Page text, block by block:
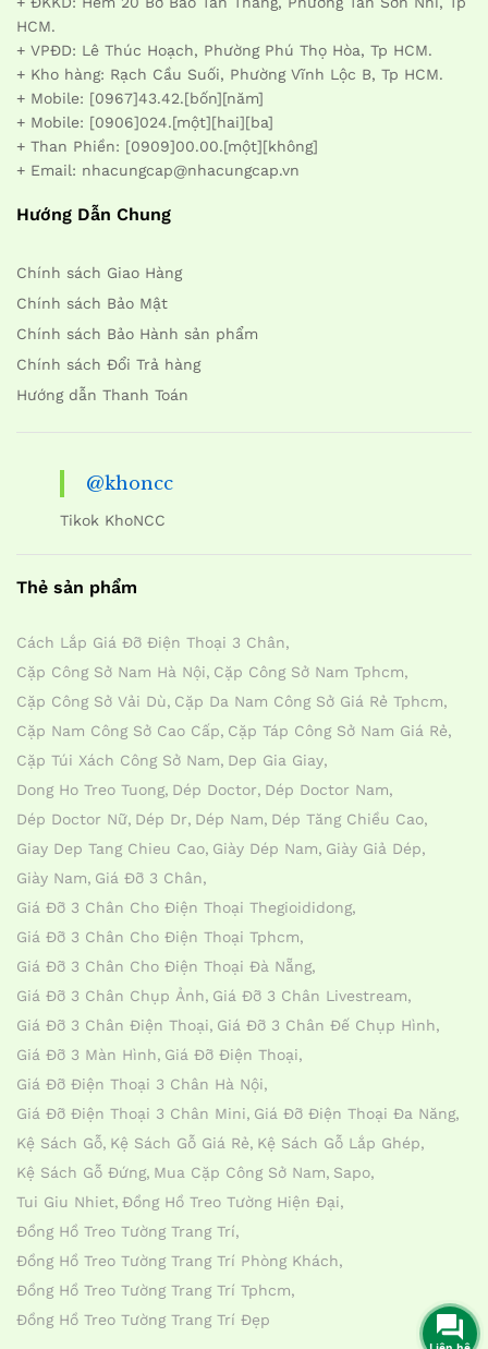
HCM.
+ VPĐD: Lê Thúc Hoạch, Phường Phú Thọ Hòa, Tp HCM.
+ Kho hàng: Rạch Cầu Suối, Phường Vĩnh Lộc B, Tp HCM.
+ Mobile: [0967]43.42.[bốn][năm]
+ Mobile: [0906]024.[một][hai][ba]
+ Than Phiền: [0909]00.00.[một][không]
+ Email: nhacungcap@nhacungcap.vn
Hướng Dẫn Chung
Chính sách Giao Hàng
Chính sách Bảo Mật
Chính sách Bảo Hành sản phẩm
Chính sách Đổi Trả hàng
Hướng dẫn Thanh Toán
@khoncc
Tikok KhoNCC
Thẻ sản phẩm
Cách Lắp Giá Đỡ Điện Thoại 3 Chân
Cặp Công Sở Nam Hà Nội Cặp Công Sở Nam Tphcm
Cặp Công Sở Vải Dù Cặp Da Nam Công Sở Giá Rẻ Tphcm
Cặp Nam Công Sở Cao Cấp Cặp Táp Công Sở Nam Giá Rẻ
Cặp Túi Xách Công Sở Nam Dep Gia Giay
Dong Ho Treo Tuong Dép Doctor Dép Doctor Nam
Dép Doctor Nữ Dép Dr Dép Nam Dép Tăng Chiều Cao
Giay Dep Tang Chieu Cao Giày Dép Nam Giày Giả Dép
Giày Nam Giá Đỡ 3 Chân
Giá Đỡ 3 Chân Cho Điện Thoại Thegioididong
Giá Đỡ 3 Chân Cho Điện Thoại Tphcm
Giá Đỡ 3 Chân Cho Điện Thoại Đà Nẵng
Giá Đỡ 3 Chân Chụp Ảnh Giá Đỡ 3 Chân Livestream
Giá Đỡ 3 Chân Điện Thoại Giá Đỡ 3 Chân Đế Chụp Hình
Giá Đỡ 3 Màn Hình Giá Đỡ Điện Thoại
Giá Đỡ Điện Thoại 3 Chân Hà Nội
Giá Đỡ Điện Thoại 3 Chân Mini Giá Đỡ Điện Thoại Đa Năng
Kệ Sách Gỗ Kệ Sách Gỗ Giá Rẻ Kệ Sách Gỗ Lắp Ghép
Kệ Sách Gỗ Đứng Mua Cặp Công Sở Nam Sapo
Tui Giu Nhiet Đồng Hồ Treo Tường Hiện Đại
Đồng Hồ Treo Tường Trang Trí
Đồng Hồ Treo Tường Trang Trí Phòng Khách
Đồng Hồ Treo Tường Trang Trí Tphcm
Đồng Hồ Treo Tường Trang Trí Đẹp